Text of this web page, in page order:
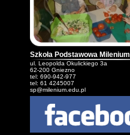
Szkoła Podstawowa Milenium
ul. Leopolda Okulickiego 3a
62-200 Gniezno
tel: 690-942-977
tel: 61 4245007
sp@milenium.edu.pl